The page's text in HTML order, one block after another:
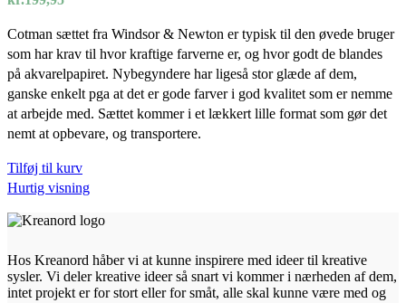
Cotman sættet fra Windsor & Newton er typisk til den øvede bruger
som har krav til hvor kraftige farverne er, og hvor godt de blandes
på akvarelpapiret. Nybegyndere har ligeså stor glæde af dem,
ganske enkelt pga at det er gode farver i god kvalitet som er nemme
at arbejde med. Sættet kommer i et lækkert lille format som gør det
nemt at opbevare, og transportere.
Tilføj til kurv
Hurtig visning
Hos Kreanord håber vi at kunne inspirere med ideer til kreative
sysler. Vi deler kreative ideer så snart vi kommer i nærheden af dem,
intet projekt er for stort eller for småt, alle skal kunne være med og